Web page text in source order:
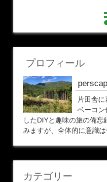
プロフィール
片田舎
ベーコン
したDIYと趣味の旅の備
みますが、全体的に意識は
カテゴリー